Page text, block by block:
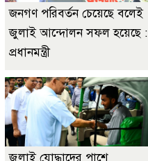
জনগণ পরিবর্তন চেয়েছে বলেই
জুলাই আন্দোলন সফল হয়েছে :
প্রধানমন্ত্রী
জুলাই যোদ্ধাদের পাশে